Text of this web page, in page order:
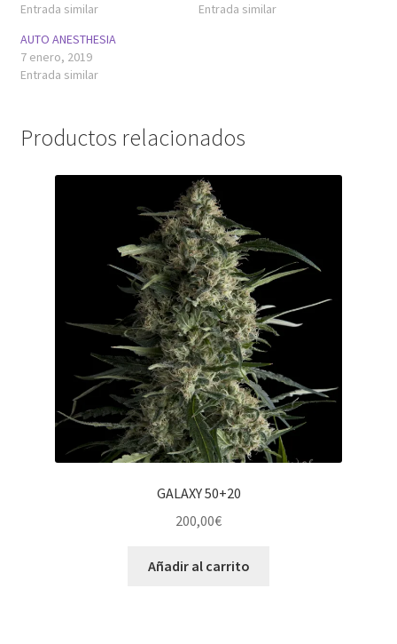
Entrada similar
Entrada similar
AUTO ANESTHESIA
7 enero, 2019
Entrada similar
Productos relacionados
GALAXY 50+20
200,00€
Añadir al carrito